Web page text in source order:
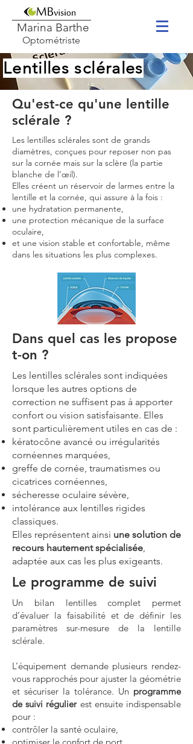
Marina Barthe
Optométriste
Lentilles sclérales
Qu'est-ce qu'une lentille
sclérale ?
Les lentilles sclérales sont de grands
diamètres, conçues pour reposer non pas
sur la cornée mais sur la sclère (la partie
blanche de l’œil).
Elles créent un réservoir de larmes entre la
lentille et la cornée, qui assure à la fois :
une hydratation permanente,
une protection mécanique de la surface
oculaire,
et une vision stable et confortable, même
dans les situations les plus complexes.
Dans quel cas les propose
t-on ?
Les lentilles sclérales sont indiquées
lorsque les autres options de
correction ne suffisent pas à apporter
confort ou vision satisfaisante. Elles
sont particulièrement utiles en cas de :
kératocône avancé ou irrégularités
cornéennes marquées,
greffe de cornée, traumatismes ou
cicatrices cornéennes,
sécheresse oculaire sévère,
intolérance aux lentilles rigides
classiques.
Elles représentent ainsi une solution de
recours hautement spécialisée,
adaptée aux cas les plus exigeants.
Le programme de suivi
Un bilan lentilles complet permet
d’évaluer la faisabilité et de définir les
paramètres sur-mesure de la lentille
sclérale.
L’équipement demande plusieurs rendez-
vous rapprochés pour ajuster la géométrie
et sécuriser la tolérance. Un programme
de suivi régulierest ensuite indispensable
pour :
contrôler la santé oculaire,